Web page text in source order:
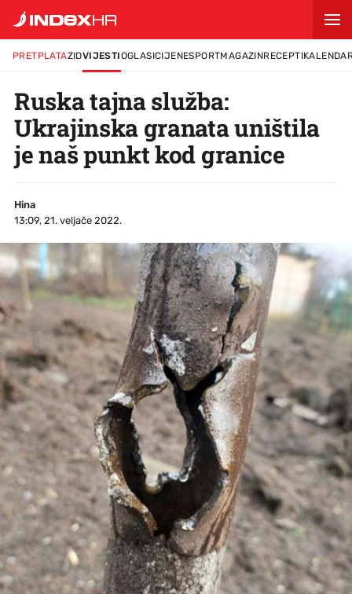
PRETPLATAZIDVIJESTIOGLASICIJENESPORTMAGAZINRECEPTI
Ruska tajna služba:
Ukrajinska granata uništila
je naš punkt kod granice
Hina
13:09, 21. veljače 2022.